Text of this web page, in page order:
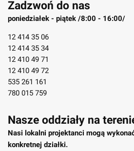
Zadzwoń do nas
poniedziałek - piątek /8:00 - 16:00/
12 414 35 06
12 414 35 34
12 410 49 71
12 410 49 72
535 261 161
780 015 759
Nasze oddziały na
Nasi lokalni projektanci mogą
konkretnej działki.